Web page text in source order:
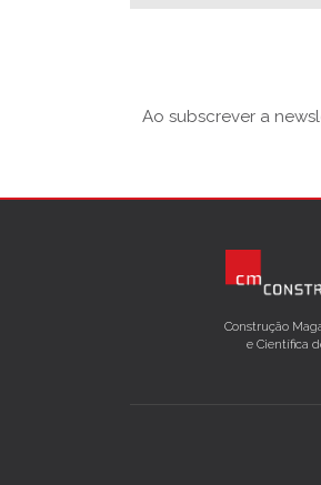
Ao subscrever a
Construção
e Científica